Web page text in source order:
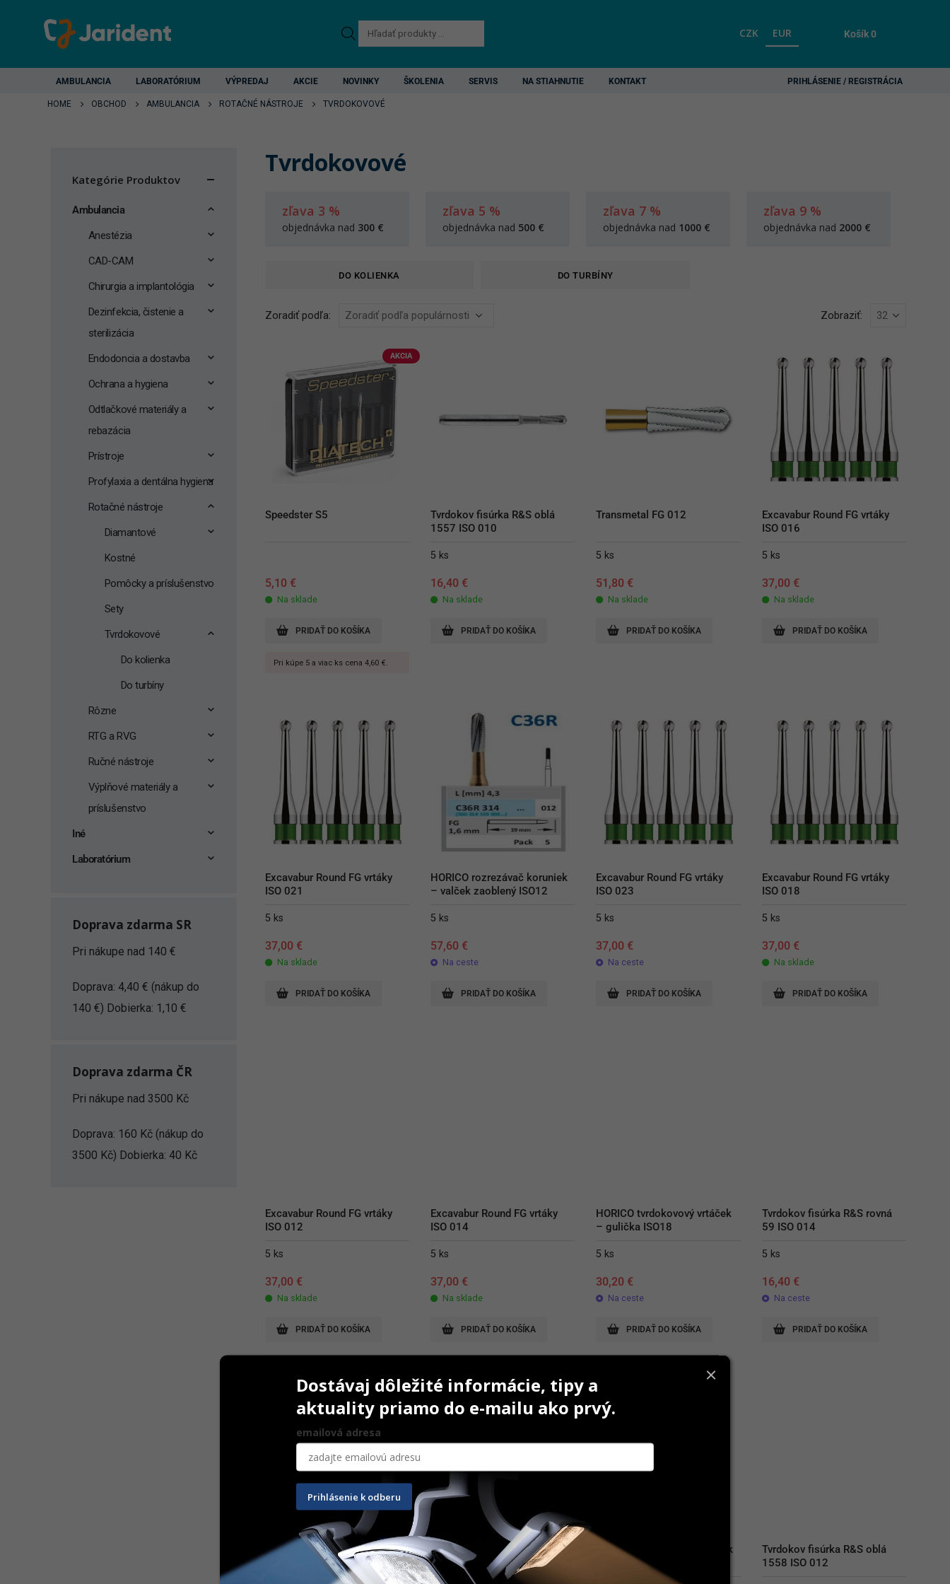
Products
search
CZK EUR Košík0
AMBULANCIA LABORATÓRIUM VÝPREDAJ AKCIE NOVINKY ŠKOLENIA SERVIS NA STIAHNUTIE KONTAKT PRIHLÁSENIE / REGISTRÁCIA
HOME OBCHOD AMBULANCIA ROTAČNÉ NÁSTROJE TVRDOKOVOVÉ
Tvrdokovové
zľava 3 %
objednávka nad 300 €
zľava 5 %
objednávka nad 500 €
zľava 7 %
objednávka nad 1000 €
zľava 9 %
objednávka nad 2000 €
DO KOLIENKA DO TURBÍNY
Zoradiť podľa: Zobraziť:
AKCIA
Speedster S5
5,10 €
Na sklade
Pri kúpe 5 a viac ks cena 4,60 €.
PRIDAŤ DO KOŠÍKA
Tvrdokov fisúrka R&S oblá
1557 ISO 010
5 ks
16,40 €
Na sklade
PRIDAŤ DO KOŠÍKA
Transmetal FG 012
5 ks
51,80 €
Na sklade
PRIDAŤ DO KOŠÍKA
Excavabur Round FG vrtáky
ISO 016
5 ks
37,00 €
Na sklade
PRIDAŤ DO KOŠÍKA
Excavabur Round FG vrtáky
ISO 021
5 ks
37,00 €
Na sklade
PRIDAŤ DO KOŠÍKA
HORICO rozrezávač koruniek
– valček zaoblený ISO12
5 ks
57,60 €
Na ceste
PRIDAŤ DO KOŠÍKA
Excavabur Round FG vrtáky
ISO 023
5 ks
37,00 €
Na ceste
PRIDAŤ DO KOŠÍKA
Excavabur Round FG vrtáky
ISO 018
5 ks
37,00 €
Na sklade
PRIDAŤ DO KOŠÍKA
Excavabur Round FG vrtáky
ISO 012
5 ks
37,00 €
Na sklade
PRIDAŤ DO KOŠÍKA
Excavabur Round FG vrtáky
ISO 014
5 ks
37,00 €
Na sklade
PRIDAŤ DO KOŠÍKA
HORICO tvrdokovový vrtáček
– gulička ISO18
5 ks
30,20 €
Na ceste
PRIDAŤ DO KOŠÍKA
Tvrdokov fisúrka R&S rovná
59 ISO 014
5 ks
16,40 €
Na ceste
PRIDAŤ DO KOŠÍKA
Excavabur Round FG vrtáky
HORICO tvrdokovový vrtáček
– gulička ISO14
HORICO rozrezávač koruniek
– valček zaoblený ISO14
Tvrdokov fisúrka R&S oblá
1558 ISO 012
Kategórie Produktov
Ambulancia
Anestézia
CAD-CAM
Chirurgia a implantológia
Dezinfekcia, čistenie a
sterilizácia
Endodoncia a dostavba
Ochrana a hygiena
Odtlačkové materiály a
rebazácia
Prístroje
Profylaxia a dentálna hygiena
Rotačné nástroje
Diamantové
Kostné
Pomôcky a príslušenstvo
Sety
Tvrdokovové
Do kolienka
Do turbíny
Rôzne
RTG a RVG
Ručné nástroje
Výplňové materiály a
príslušenstvo
Iné
Laboratórium
Doprava zdarma SR
Pri nákupe nad 140 €
Doprava: 4,40 € (nákup do
140 €) Dobierka: 1,10 €
Doprava zdarma ČR
Pri nákupe nad 3500 Kč
Doprava: 160 Kč (nákup do
3500 Kč) Dobierka: 40 Kč
Dostávaj dôležité informácie, tipy a
aktuality priamo do e-mailu ako prvý.
emailová adresa
Prihlásenie k odberu